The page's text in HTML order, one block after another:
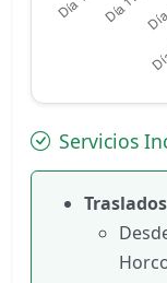
Servicios
Traslados